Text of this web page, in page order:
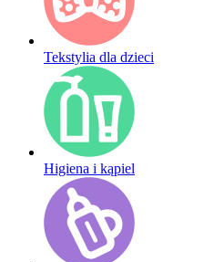
Tekstylia dla dzieci
Higiena i kąpiel